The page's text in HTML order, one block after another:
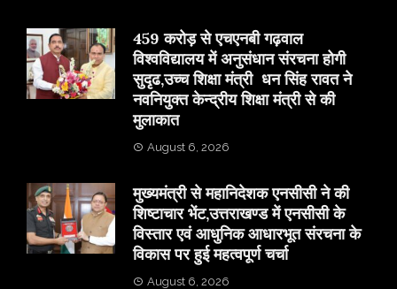
459 करोड़ से एचएनबी गढ़वाल
विश्वविद्यालय में अनुसंधान संरचना होगी
सुदृढ,उच्च शिक्षा मंत्री धन सिंह रावत ने
नवनियुक्त केन्द्रीय शिक्षा मंत्री से की
मुलाकात
August 6, 2026
मुख्यमंत्री से महानिदेशक एनसीसी ने की
शिष्टाचार भेंट,उत्तराखण्ड में एनसीसी के
विस्तार एवं आधुनिक आधारभूत संरचना के
विकास पर हुई महत्वपूर्ण चर्चा
August 6, 2026